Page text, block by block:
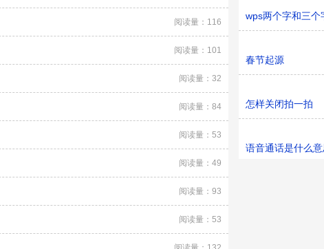
阅读量：116
阅读量：101
阅读量：32
阅读量：84
阅读量：53
阅读量：49
阅读量：93
阅读量：53
wps两个字和三个
春节起源
怎样关闭拍一拍
语音通话是什么意